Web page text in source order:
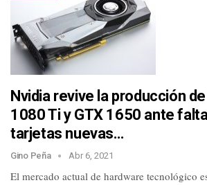
Nvidia revive la producción
1080 Ti y GTX 1650 ante
tarjetas nuevas…
Gino Peña Abr 6, 2021
El mercado actual de hardware tecnológico